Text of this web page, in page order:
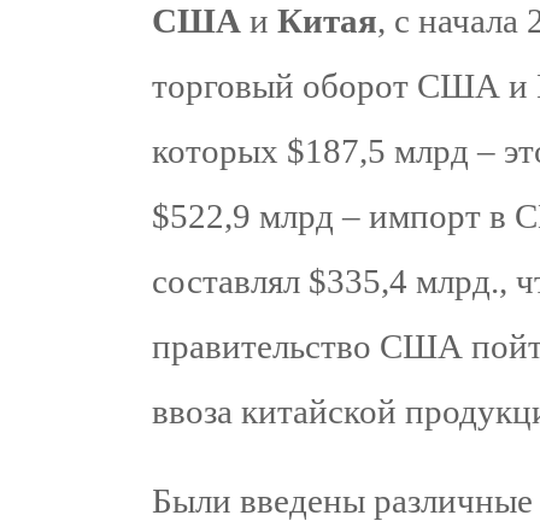
США и Китая, с начала
торговый оборот США и
которых $187,5 млрд –
$522,9 млрд – импорт в
составлял $335,4 млрд.,
правительство США
ввоза китайской
Были введены